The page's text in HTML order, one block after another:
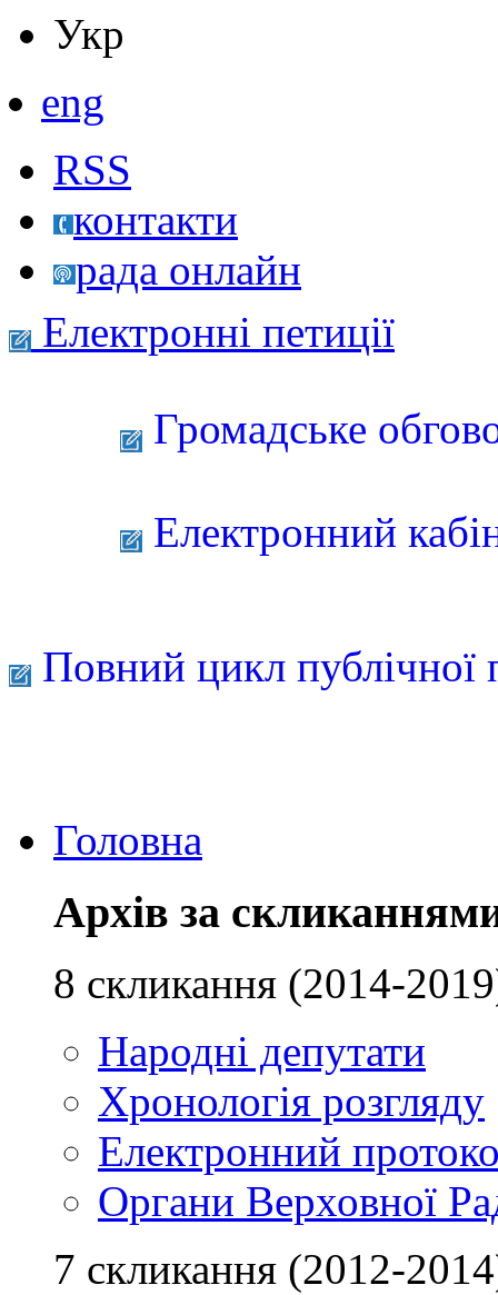
Укр
eng
RSS
контакти
рада онлайн
Електронні петиції
Громадське
Електронний
Повний цикл публічної
Головна
Архів за
8 скликання (2014-
Народні депутати
Хронологія розгляду
Електронний
Органи Верховної
7 скликання (2012-